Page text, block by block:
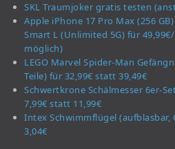
SKL Traumjoker gratis testen
Apple iPhone 17 Pro Max (256
Smart L (Unlimited 5G) für
möglich)
LEGO Marvel Spider-Man
Teile) für 32,99€ statt 39,49€
Schwertkrone Schälmesser 6er-
7,99€ statt 11,99€
Intex Schwimmflügel (aufblasbar,
3,04€